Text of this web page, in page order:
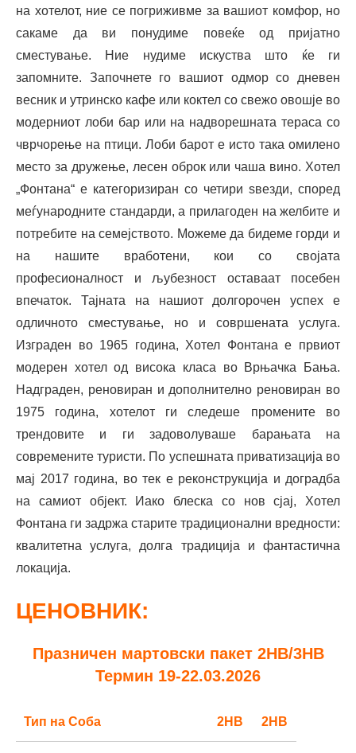
на хотелот, ние се погриживме за вашиот комфор, но
сакаме да ви понудиме повеќе од пријатно
сместување. Ние нудиме искуства што ќе ги
запомните. Започнете го вашиот одмор со дневен
весник и утринско кафе или коктел со свежо овошје во
модерниот лоби бар или на надворешната тераса со
чврчорење на птици. Лоби барот е исто така омилено
место за дружење, лесен оброк или чаша вино. Хотел
„Фонтана“ е категоризиран со четири sвезди, според
меѓународните стандарди, а прилагоден на желбите и
потребите на семејството. Можеме да бидеме горди и
на нашите вработени, кои со својата
професионалност и љубезност оставаат посебен
впечаток. Тајната на нашиот долгорочен успех е
одличното сместување, но и совршената услуга.
Изграден во 1965 година, Хотел Фонтана е првиот
модерен хотел од висока класа во Врњачка Бања.
Надграден, реновиран и дополнително реновиран во
1975 година, хотелот ги следеше промените во
трендовите и ги задоволуваше барањата на
современите туристи. По успешната приватизација во
мај 2017 година, во тек е реконструкција и доградба
на самиот објект. Иако блеска со нов сјај, Хотел
Фонтана ги задржа старите традиционални вредности:
квалитетна услуга, долга традиција и фантастична
локација.
ЦЕНОВНИК:
Празничен мартовски пакет 2НВ/3НВ
Термин 19-22.03.2026
Тип на Соба 2НВ 2НВ